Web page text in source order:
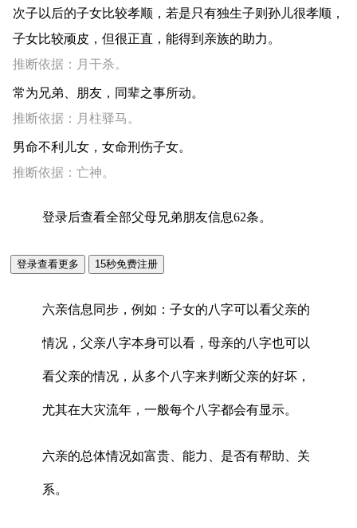
次子以后的子女比较孝顺，若是只有独生子则孙儿很孝顺，
子女比较顽皮，但很正直，能得到亲族的助力。
推断依据：月干杀。
常为兄弟、朋友，同辈之事所动。
推断依据：月柱驿马。
男命不利儿女，女命刑伤子女。
推断依据：亡神。
登录后查看全部父母兄弟朋友信息62条。
六亲信息同步，例如：子女的八字可以看父亲的
情况，父亲八字本身可以看，母亲的八字也可以
看父亲的情况，从多个八字来判断父亲的好坏，
尤其在大灾流年，一般每个八字都会有显示。
六亲的总体情况如富贵、能力、是否有帮助、关
系。